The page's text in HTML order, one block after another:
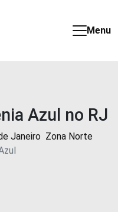
Menu
Azul no RJ
Janeiro Zona Norte